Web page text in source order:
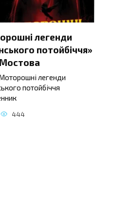
легенди
потойбіччя»
легенди
потойбіччя
444